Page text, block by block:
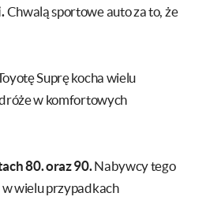
Chwalą sportowe auto za to, że
Suprę kocha wielu
w komfortowych
80. oraz 90.Nabywcy tego
w wielu przypadkach